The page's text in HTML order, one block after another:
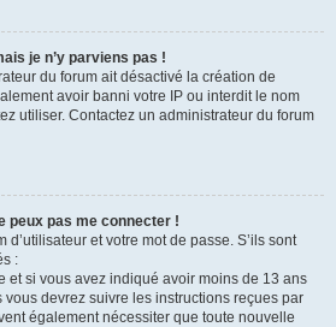
je n’y parviens pas !
du forum ait désactivé la création de
avoir banni votre IP ou interdit le nom
utiliser. Contactez un administrateur du forum
peux pas me connecter !
d’utilisateur et votre mot de passe. S’ils sont
:
et si vous avez indiqué avoir moins de 13 ans
vous devrez suivre les instructions reçues par
également nécessiter que toute nouvelle